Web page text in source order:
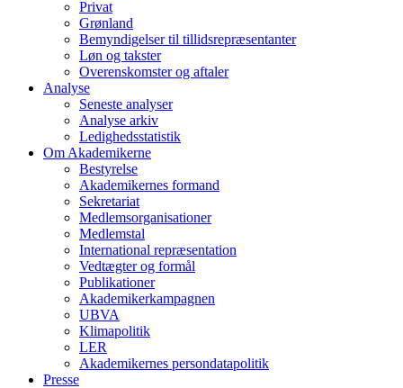
Privat
Grønland
Bemyndigelser til tillidsrepræsentanter
Løn og takster
Overenskomster og aftaler
Analyse
Seneste analyser
Analyse arkiv
Ledighedsstatistik
Om Akademikerne
Bestyrelse
Akademikernes formand
Sekretariat
Medlemsorganisationer
Medlemstal
International repræsentation
Vedtægter og formål
Publikationer
Akademikerkampagnen
UBVA
Klimapolitik
LER
Akademikernes persondatapolitik
Presse